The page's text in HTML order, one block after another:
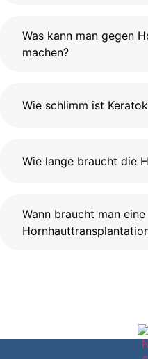
Was kann man gegen
machen?
Wie schlimm ist
Wie lange braucht die
Wann braucht man eine